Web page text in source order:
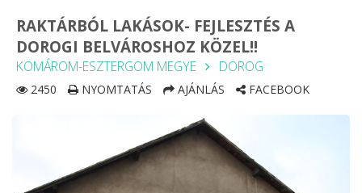
RAKTÁRBÓL LAKÁSOK- FEJLESZTÉS A
DOROGI BELVÁROSHOZ KÖZEL!!
KOMÁROM-ESZTERGOM MEGYE DOROG
2450 NYOMTATÁS AJÁNLÁS FACEBOOK